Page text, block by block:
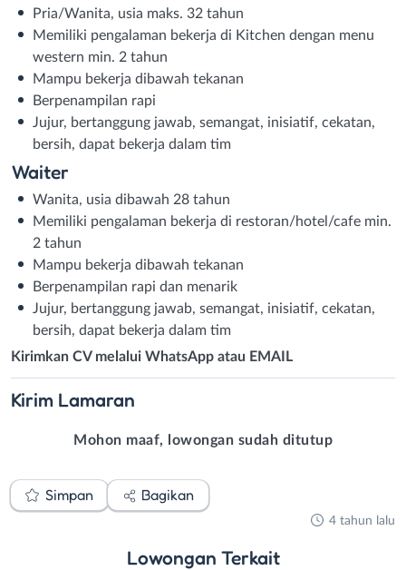
Pria/Wanita, usia maks. 32 tahun
Memiliki pengalaman bekerja di Kitchen dengan menu
western min. 2 tahun
Mampu bekerja dibawah tekanan
Berpenampilan rapi
Jujur, bertanggung jawab, semangat, inisiatif, cekatan,
bersih, dapat bekerja dalam tim
Waiter
Wanita, usia dibawah 28 tahun
Memiliki pengalaman bekerja di restoran/hotel/cafe min.
2 tahun
Mampu bekerja dibawah tekanan
Berpenampilan rapi dan menarik
Jujur, bertanggung jawab, semangat, inisiatif, cekatan,
bersih, dapat bekerja dalam tim
Kirimkan CV melalui WhatsApp atau EMAIL
Kirim Lamaran
Mohon maaf, lowongan sudah ditutup
Simpan Bagikan
4 tahun lalu
Lowongan Terkait